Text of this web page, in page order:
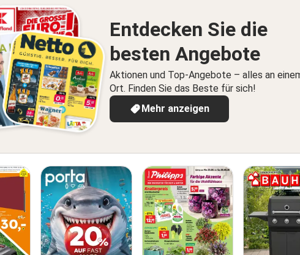
Entdecken Sie die
besten Angebote
Aktionen und Top-Angebote – alles an
Ort. Finden Sie das Beste für sich!
Mehr anzeigen